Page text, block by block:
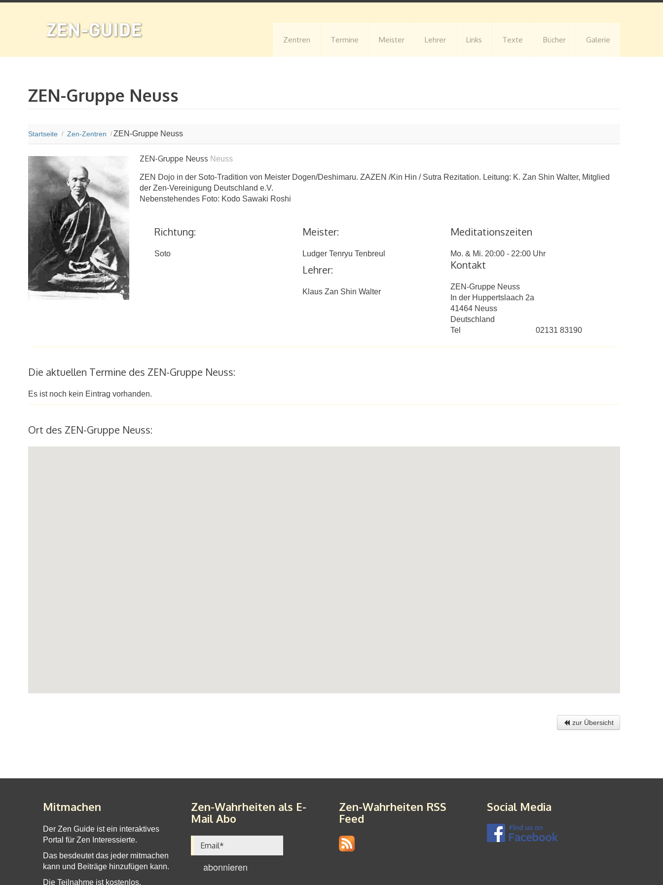
Zentren Termine Meister Lehrer Links Texte Bücher Galerie
ZEN-Gruppe Neuss
Startseite / Zen-Zentren / ZEN-Gruppe Neuss
ZEN-Gruppe Neuss Neuss
ZEN Dojo in der Soto-Tradition von Meister Dogen/Deshimaru. ZAZEN /Kin Hin / Sutra Rezitation. Leitung: K. Zan Shin Walter, Mitglied
der Zen-Vereinigung Deutschland e.V.
Nebenstehendes Foto: Kodo Sawaki Roshi
Richtung:
Soto
Meister:
Ludger Tenryu Tenbreul
Lehrer:
Klaus Zan Shin Walter
Meditationszeiten
Mo. & Mi. 20:00 - 22:00 Uhr
Kontakt
ZEN-Gruppe Neuss
In der Huppertslaach 2a
41464 Neuss
Deutschland
Tel
02131 83190
Die aktuellen Termine des ZEN-Gruppe Neuss:
Es ist noch kein Eintrag vorhanden.
Ort des ZEN-Gruppe Neuss:
zur Übersicht
Mitmachen
Der Zen Guide ist ein interaktives
Portal für Zen Interessierte.
Das besdeutet das jeder mitmachen
kann und Beiträge hinzufügen kann.
Die Teilnahme ist kostenlos.
Zen-Wahrheiten als E-
Mail Abo
Zen-Wahrheiten RSS
Feed
Social Media